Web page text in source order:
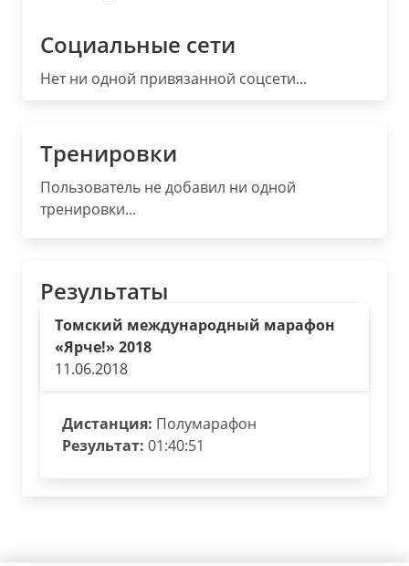
Социальные сети
Нет ни одной привязанной соцсети...
Тренировки
Пользователь не добавил ни одной
тренировки...
Результаты
Томский международный марафон
«Ярче!» 2018
11.06.2018
Дистанция: Полумарафон
Результат: 01:40:51